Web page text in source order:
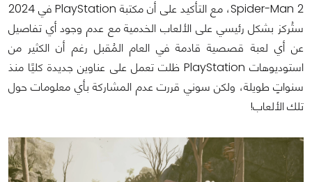
Spider-Man 2، مع التأكيد على أن مكتبة PlayStation في 2024
ستُركز بشكل رئيسي على الألعاب الخدمية مع عدم وجود أي تفاصيل
عن أي لعبة قصصية قادمة في العام المُقبل رغم أن الكثير من
استوديوهات PlayStation ظلت تعمل على عناوين جديدة كليًا منذ
سنواتٍ طويلة، ولكن سوني قررت عدم المشاركة بأي معلومات حول
تلك الألعاب!